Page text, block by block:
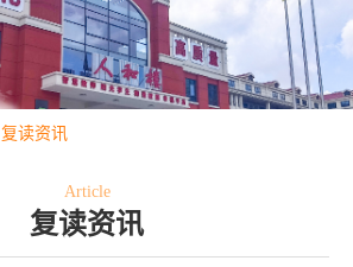
复读资讯
Article
复读资讯